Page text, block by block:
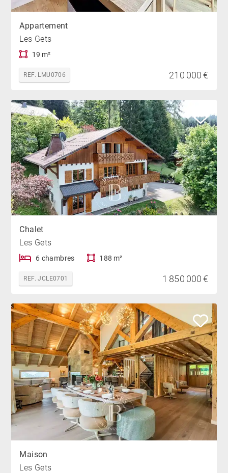
Appartement
Les Gets
19 m²
REF. LMU0706 210 000 €
Chalet
Les Gets
6 chambres 188 m²
REF. JCLE0701 1 850 000 €
Maison
Les Gets